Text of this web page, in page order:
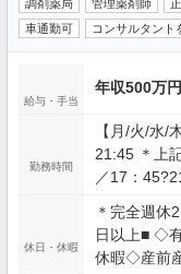
調剤薬局 管理薬剤師
車通勤可
コンサルタント
給与・手当
年収500万
勤務時間
【月/火/水/
21:45 ＊上
／17：
休日・休暇
＊完全週休
日以上■ ◇
休暇◇産前